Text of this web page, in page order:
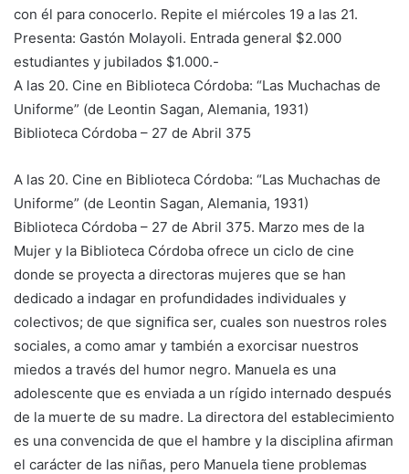
con él para conocerlo. Repite el miércoles 19 a las 21.
Presenta: Gastón Molayoli. Entrada general $2.000
estudiantes y jubilados $1.000.-
A las 20. Cine en Biblioteca Córdoba: “Las Muchachas de
Uniforme” (de Leontin Sagan, Alemania, 1931)
Biblioteca Córdoba – 27 de Abril 375
A las 20. Cine en Biblioteca Córdoba: “Las Muchachas de
Uniforme” (de Leontin Sagan, Alemania, 1931)
Biblioteca Córdoba – 27 de Abril 375. Marzo mes de la
Mujer y la Biblioteca Córdoba ofrece un ciclo de cine
donde se proyecta a directoras mujeres que se han
dedicado a indagar en profundidades individuales y
colectivos; de que significa ser, cuales son nuestros roles
sociales, a como amar y también a exorcisar nuestros
miedos a través del humor negro. Manuela es una
adolescente que es enviada a un rígido internado después
de la muerte de su madre. La directora del establecimiento
es una convencida de que el hambre y la disciplina afirman
el carácter de las niñas, pero Manuela tiene problemas